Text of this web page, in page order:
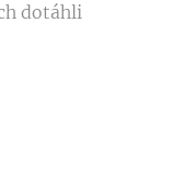
dotáhli